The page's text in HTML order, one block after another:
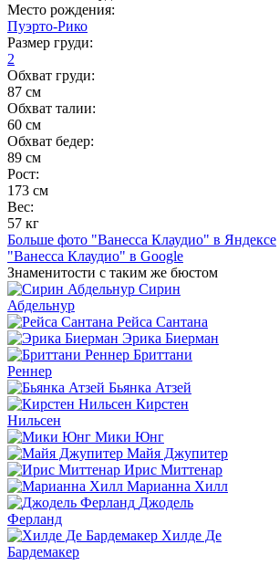
Место рождения:
Пуэрто-Рико
Размер груди:
2
Обхват груди:
87 см
Обхват талии:
60 см
Обхват бедер:
89 см
Рост:
173 см
Вес:
57 кг
Больше фото "Ванесса Клаудио" в Яндексе
"Ванесса Клаудио" в Google
Знаменитости с таким же бюстом
Сирин
Абдельнур
Рейса Сантана
Эрика Биерман
Бриттани
Реннер
Бьянка Атзей
Кирстен
Нильсен
Мики Юнг
Майя Джупитер
Ирис Миттенар
Марианна Хилл
Джодель
Ферланд
Хилде Де
Бардемакер